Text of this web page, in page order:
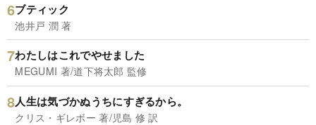
ブティック
池井戸 潤 著
わたしはこれでやせました
MEGUMI 著/道下将太郎 監修
人生は気づかぬうちにすぎるから。
クリス・ギレボー 著/児島 修 訳